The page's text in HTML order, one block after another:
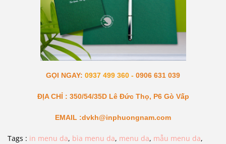
GỌI NGAY: 0937 499 360 - 0906 631 039
ĐỊA CHỈ : 350/54/35D Lê Đức Thọ, P6 Gò Vấp
EMAIL :dvkh@inphuongnam.com
Tags : in menu da, bìa menu da, menu da, mẫu menu da,